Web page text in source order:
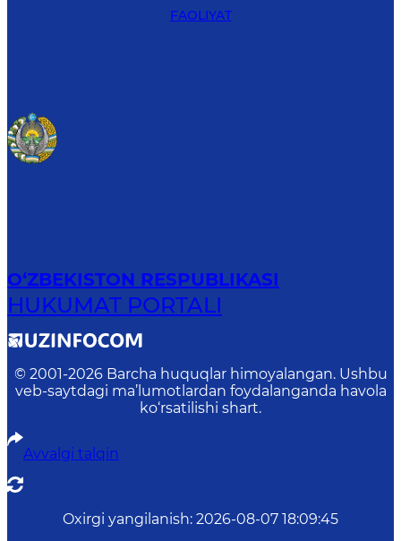
FAOLIYAT
O‘ZBEKISTON RESPUBLIKASI
HUKUMAT PORTALI
© 2001-2026 Barcha huquqlar himoyalangan. Ushbu
veb-saytdagi ma’lumotlardan foydalanganda havola
ko‘rsatilishi shart.
Avvalgi talqin
Oxirgi yangilanish: 2026-08-07 18:09:45